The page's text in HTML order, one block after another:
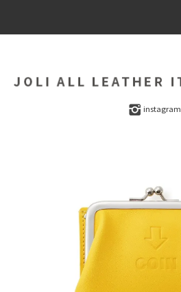
instagram